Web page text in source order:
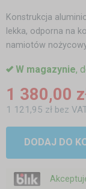
Konstrukcja
lekka, odporna na
namiotów
W magazynie,
1 380,00
1 121,95 zł bez
DODAJ DO